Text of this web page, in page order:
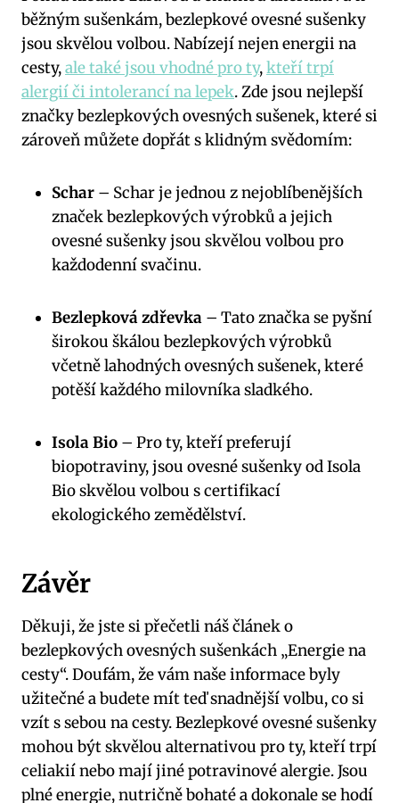
běžným sušenkám, bezlepkové ovesné sušenky
jsou skvělou volbou. Nabízejí nejen energii na
cesty,ale také jsou vhodné pro ty,kteří trpí
alergií či intolerancí na lepek. Zde jsou nejlepší
značky bezlepkových ovesných sušenek, které si
zároveň můžete dopřát s klidným svědomím:
Schar – Schar je jednou z nejoblíbenějších
značek bezlepkových výrobků a jejich
ovesné sušenky jsou skvělou volbou pro
každodenní svačinu.
Bezlepková zdřevka – Tato značka se pyšní
širokou škálou bezlepkových výrobků
včetně lahodných ovesných sušenek, které
potěší každého milovníka sladkého.
Isola Bio – Pro ty, kteří preferují
biopotraviny, jsou ovesné sušenky od Isola
Bio skvělou volbou s certifikací
ekologického zemědělství.
Závěr
Děkuji, že jste si přečetli náš článek o
bezlepkových ovesných sušenkách „Energie na
cesty“. Doufám, že vám naše informace byly
užitečné a budete mít teď snadnější volbu, co si
vzít s sebou na cesty. Bezlepkové ovesné sušenky
mohou být skvělou alternativou pro ty, kteří trpí
celiakií nebo mají jiné potravinové alergie. Jsou
plné energie, nutričně bohaté a dokonale se hodí